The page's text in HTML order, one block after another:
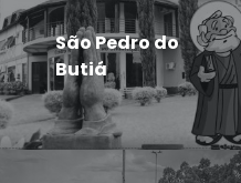
São Pedro do
Butiá